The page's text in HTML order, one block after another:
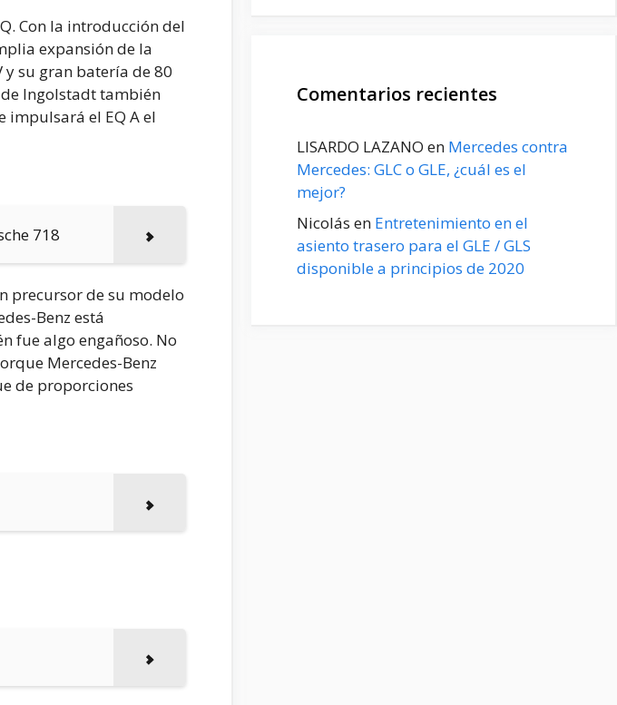
Con la introducción del
expansión de la
y su gran batería de 80
de Ingolstadt también
impulsará el EQ A el
718
precursor de su modelo
Benz está
fue algo engañoso. No
Mercedes-Benz
de proporciones
Comentarios recientes
LISARDO LAZANO en Mercedes contra
Mercedes: GLC o GLE, ¿cuál es el
mejor?
Nicolás en Entretenimiento en el
asiento trasero para el GLE / GLS
disponible a principios de 2020